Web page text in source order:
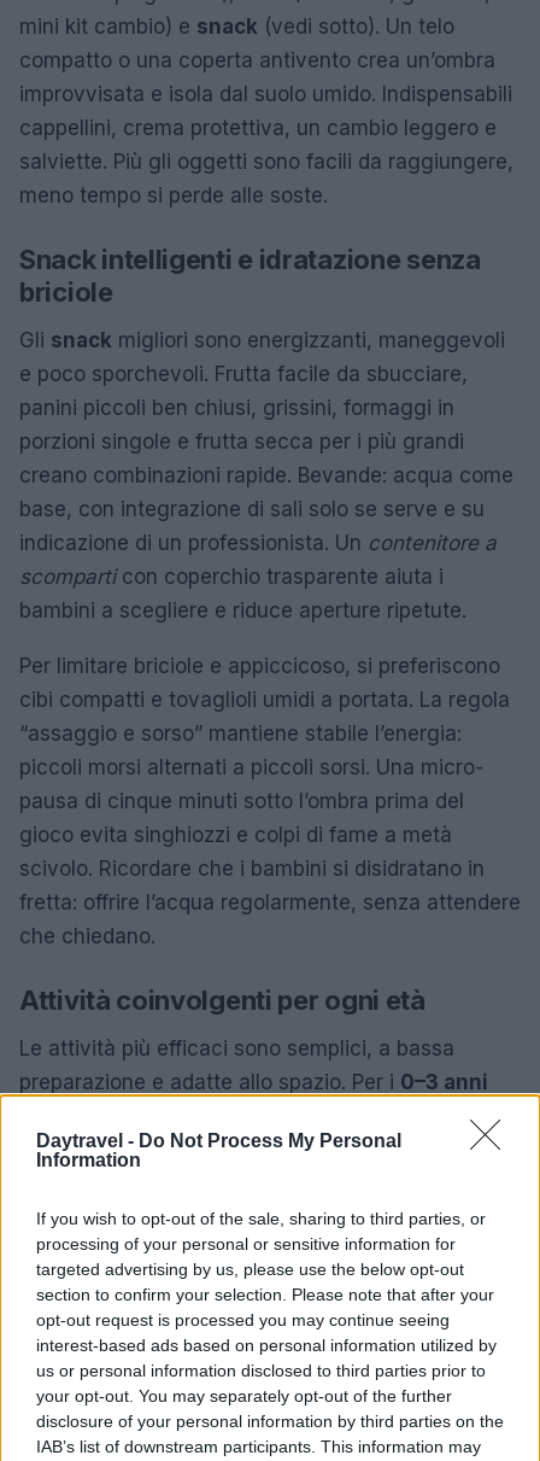
Daytravel - Do Not Process My Personal
Information
If you wish to opt-out of the sale, sharing to third parties, or
processing of your personal or sensitive information for
targeted advertising by us, please use the below opt-out
section to confirm your selection. Please note that after your
opt-out request is processed you may continue seeing
interest-based ads based on personal information utilized by
us or personal information disclosed to third parties prior to
your opt-out. You may separately opt-out of the further
disclosure of your personal information by third parties on the
IAB’s list of downstream participants. This information may
mini kit cambio) e snack (vedi sotto). Un telo
compatto o una coperta antivento crea un’ombra
improvvisata e isola dal suolo umido. Indispensabili
cappellini, crema protettiva, un cambio leggero e
salviette. Più gli oggetti sono facili da raggiungere,
meno tempo si perde alle soste.
Snack intelligenti e idratazione senza
briciole
Gli snack migliori sono energizzanti, maneggevoli
e poco sporchevoli. Frutta facile da sbucciare,
panini piccoli ben chiusi, grissini, formaggi in
porzioni singole e frutta secca per i più grandi
creano combinazioni rapide. Bevande: acqua come
base, con integrazione di sali solo se serve e su
indicazione di un professionista. Un contenitore a
scomparticon coperchio trasparente aiuta i
bambini a scegliere e riduce aperture ripetute.
Per limitare briciole e appiccicoso, si preferiscono
cibi compatti e tovaglioli umidi a portata. La regola
“assaggio e sorso” mantiene stabile l’energia:
piccoli morsi alternati a piccoli sorsi. Una micro-
pausa di cinque minuti sotto l’ombra prima del
gioco evita singhiozzi e colpi di fame a metà
scivolo. Ricordare che i bambini si disidratano in
fretta: offrire l’acqua regolarmente, senza attendere
che chiedano.
Attività coinvolgenti per ogni età
Le attività più efficaci sono semplici, a bassa
preparazione e adatte allo spazio. Per i 0–3 anni
corteccia, osservare le ombre, ascoltare uccellini.
verdi) mantengono l’attenzione e non richiedono
materiali. Per i4–6 anni ottime le cacce al
dettaglio: forme, numeri sui cartelli, foglie diverse
da contare, micro-percorsi tra panchine come
tappe di una mini-impresa.
Per i 7–10 annisi possono introdurre mappe
semplici, bussola giocattolo o una lista di foto da